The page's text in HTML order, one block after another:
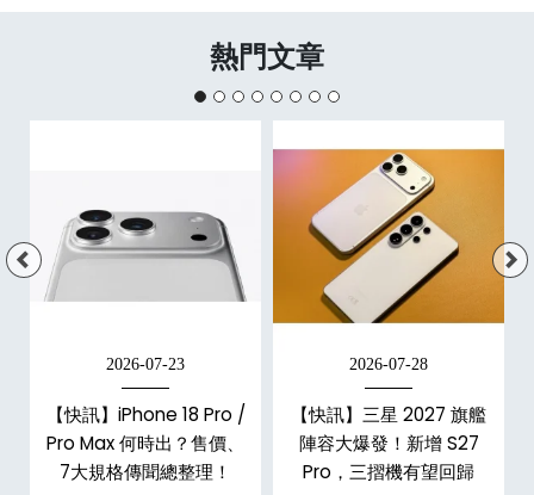
熱門文章
2026-07-23
【快訊】iPhone 18 Pro /
Pro Max 何時出？售價、
7大規格傳聞總整理！
2026-07-28
【快訊】三星 2027 旗艦
陣容大爆發！新增 S27
Pro，三摺機有望回歸